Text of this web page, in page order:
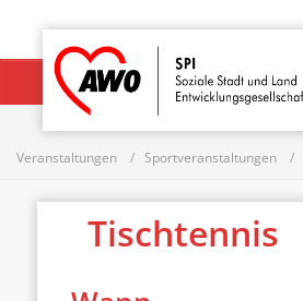
Startseite
Veranstaltungen Sportveranstaltungen
Tischtennis